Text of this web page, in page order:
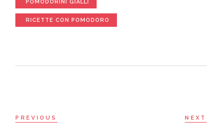
POMODORINI GIALLI
RICETTE CON POMODORO
PREVIOUS NEXT